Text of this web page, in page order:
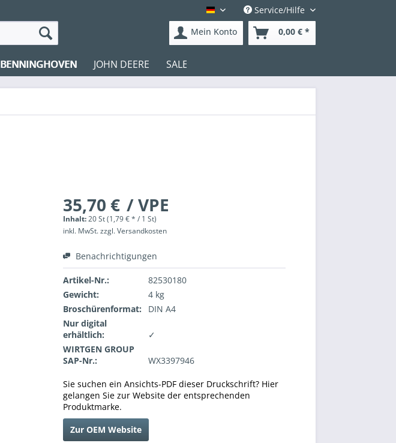
Deutsch Service/Hilfe
Mein Konto
0,00 € *
BENNINGHOVEN JOHN DEERE SALE
35,70 € / VPE
Inhalt:20 St (1,79 € * / 1 St)
inkl. MwSt.zzgl. Versandkosten
Benachrichtigungen
Artikel-Nr.:
82530180
Gewicht:
4 kg
Broschürenformat:
DIN A4
Nur digital
erhältlich:
✓
WIRTGEN GROUP
SAP-Nr.:
WX3397946
Sie suchen ein Ansichts-PDF dieser Druckschrift? Hier
gelangen Sie zur Website der entsprechenden
Produktmarke.
Zur OEM Website